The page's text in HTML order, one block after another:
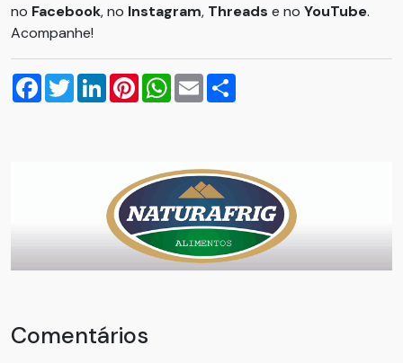
no Facebook, no Instagram, Threads e no YouTube.
Acompanhe!
Facebook
TwitterLinkedInPinterestWhatsApp
Email
Comentários